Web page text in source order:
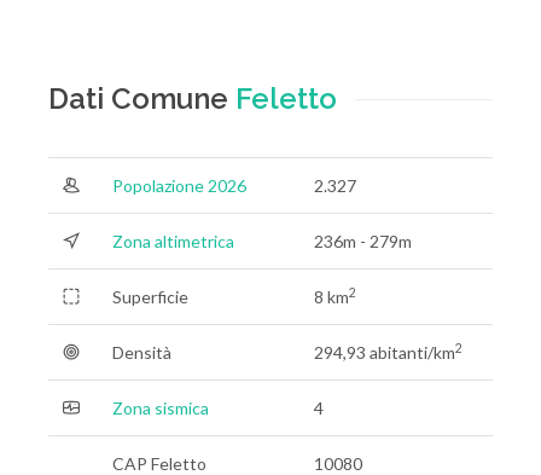
Dati Comune Feletto
Popolazione 2026 2.327
Zona altimetrica 236m - 279m
Superficie 8 km2
Densità 294,93 abitanti/km2
Zona sismica 4
CAP Feletto 10080